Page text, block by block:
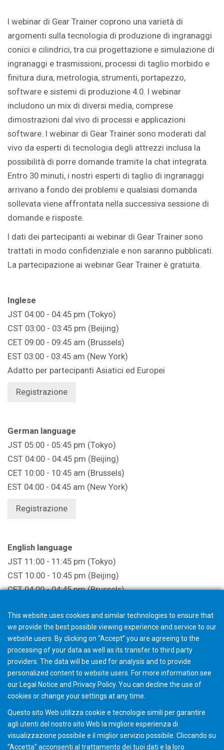
I webinar di Gear Trainer coprono una varietà di
argomenti sulla tecnologia di produzione di ingranaggi
conici e cilindrici, tra cui progettazione e simulazione di
ingranaggi e trasmissioni, processi di taglio morbido e
finitura dura, metrologia, strumenti, portapezzo,
software e sistemi di produzione 4.0. I webinar
includono un mix di diversi media, comprese
dimostrazioni dal vivo di processi e applicazioni
software. I webinar di Gear Trainer sono moderati dal
vivo da esperti di tecnologia degli attrezzi inclusa la
possibilità di porre domande tramite la chat integrata.
Entro 30 minuti, i nostri esperti di taglio di ingranaggi
arrivano a fondo dei problemi e qualsiasi domanda
sollevata viene affrontata nella successiva sessione di
domande e risposte.
I dati dei partecipanti ai webinar di Gear Trainer sono
trattati in modo confidenziale e non saranno pubblicati.
La partecipazione ai webinar Gear Trainer è gratuita.
Inglese
JST 04:00 - 04:45 pm (Tokyo)
CST 03:00 - 03:45 pm (Beijing)
CET 09:00 - 09:45 am (Brussels)
EST 03:00 - 03:45 am (New York)
Adatto per partecipanti Asiatici ed Europei
Registrazione
German language
JST 05:00 - 05:45 pm (Tokyo)
CST 04:00 - 04:45 pm (Beijing)
CET 10:00 - 10:45 am (Brussels)
EST 04:00 - 04:45 am (New York)
Registrazione
English language
JST 11:00 - 11:45 pm (Tokyo)
CST 10:00 - 10:45 pm (Beijing)
CET 04:00 - 04:45 pm (Brussels)
Registrazione
La registrazione termina un'ora prima dell'inizio
dell'evento
This website uses cookies and similar technologies to ensure that
we provide the best possible viewing experience and service to our
website users. By clicking on “Accept” you are agreeing to the
processing of your data as well as its transfer to third party
providers. The data will be used for analysis and to provide
personalized content to website users. For more information see
our Legal Notice and Privacy Policy. You can decline the use of
cookies or change yoursettings at any time.
Questo sito Web utilizza cookie e tecnologie simili per garantire
agli utenti del nostro sito Web la migliore esperienza di
visualizzazione possibile e il miglior servizio possibile. Cliccando su
"Accetta" acconsenti al ​​trattamento dei tuoi dati e la loro